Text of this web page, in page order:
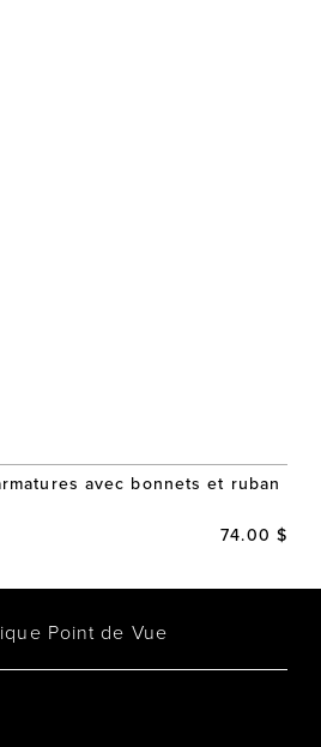
avec bonnets et ruban
74.00 $